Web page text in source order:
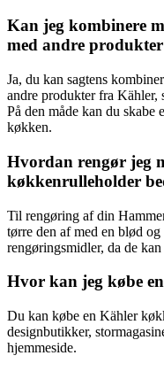
Kan jeg kombinere
med andre
Ja, du kan sagtens
andre produkter fra Kähler,
På den måde kan du skabe
køkken.
Hvordan rengør jeg
køkkenrulleholder
Til rengøring af din
tørre den af med en blød
rengøringsmidler, da de
Hvor kan jeg købe
Du kan købe en Kähler
designbutikker,
hjemmeside.